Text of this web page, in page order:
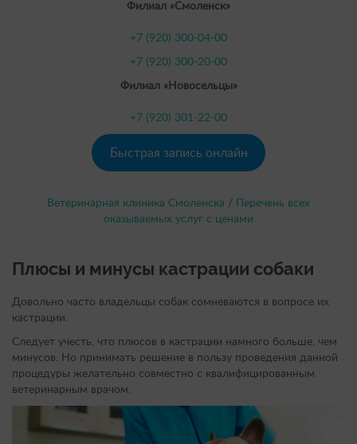
Филиал «Смоленск»
+7 (920) 300-04-00
+7 (920) 300-20-00
Филиал «Новосельцы»
+7 (920) 301-22-00
Быстрая запись онлайн
Ветеринарная клиника Смоленска /
Перечень всех
оказываемых услуг с ценами
Плюсы и минусы кастрации собаки
Довольно часто владельцы собак сомневаются в вопросе их
кастрации.
Следует учесть, что плюсов в кастрации намного больше, чем
минусов. Но принимать решение в пользу проведения данной
процедуры желательно совместно с квалифицированным
ветеринарным врачом.